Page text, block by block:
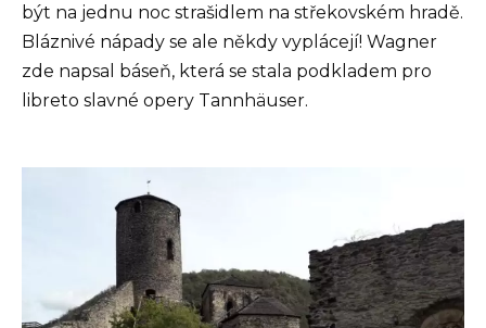
být na jednu noc strašidlem na střekovském hradě.
Bláznivé nápady se ale někdy vyplácejí! Wagner
zde napsal báseň, která se stala podkladem pro
libreto slavné opery Tannhäuser.